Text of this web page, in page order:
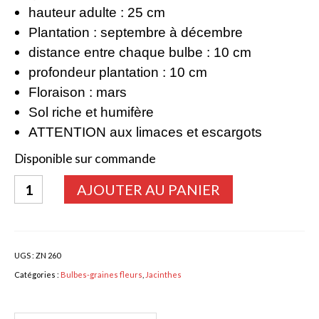
Bulbes Automne
Narcisses
Tulipes
Jacinthes
Divers bulbes
Callas – arum
hauteur adulte : 25 cm
Plantation : septembre à décembre
distance entre chaque bulbe : 10 cm
profondeur plantation : 10 cm
Floraison : mars
Sol riche et humifère
ATTENTION aux limaces et escargots
Disponible sur commande
quantité
de
AJOUTER AU PANIER
UGS : ZN 260
Catégories : Bulbes-graines fleurs Jacinthes